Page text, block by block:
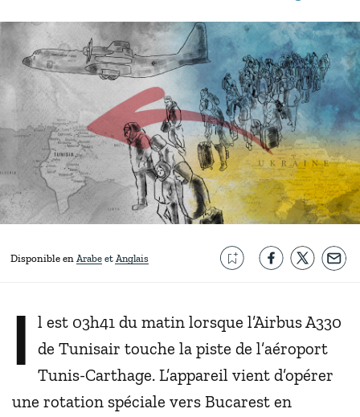
Disponible en Arabe Anglais
I l est 03h41 du matin lorsque l’Airbus A330
de Tunisair touche la piste de l’aéroport
Tunis-Carthage. L’appareil vient d’opérer
une rotation spéciale vers Bucarest en